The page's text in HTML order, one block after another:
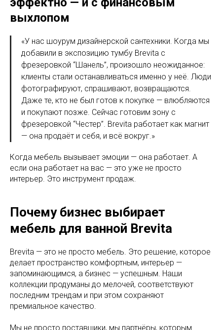
выхлопом
«У нас шоурум дизайнерской сантехники. Когда мы
добавили в экспозицию тумбу Brevita с
фрезеровкой “Шанель”, произошло неожиданное:
клиенты стали останавливаться именно у неё. Люди
фотографируют, спрашивают, возвращаются.
Даже те, кто не был готов к покупке — влюбляются
и покупают позже. Сейчас готовим зону с
фрезеровкой “Честер”. Brevita работает как магнит
— она продаёт и себя, и всё вокруг.»
Когда мебель вызывает эмоции — она работает. А
если она работает на вас — это уже не просто
интерьер. Это инструмент продаж.
Почему бизнес выбирает
мебель для ванной Brevita
Brevita — это не просто мебель. Это решение, которое
делает пространство комфортным, интерьер —
запоминающимся, а бизнес — успешным. Наши
коллекции продуманы до мелочей, соответствуют
последним трендам и при этом сохраняют
премиальное качество.
Мы не просто поставщики, мы партнёры, которым